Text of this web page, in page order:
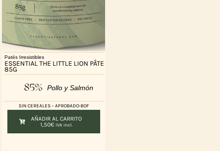
Patés Irresistibles
ESSENTIAL THE LITTLE LION PÂTE
85G
85% Pollo y Salmón
SIN CEREALES – APROBADO-BOF
AÑADIR AL CARRITO
1,50€ IVA incl.